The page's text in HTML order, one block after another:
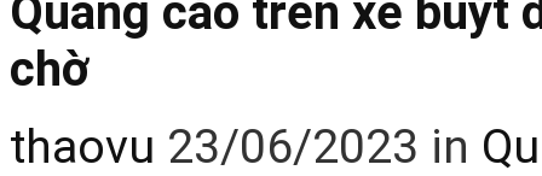
Quảng cáo trên xe buýt
chờ
thaovu 23/06/2023 in